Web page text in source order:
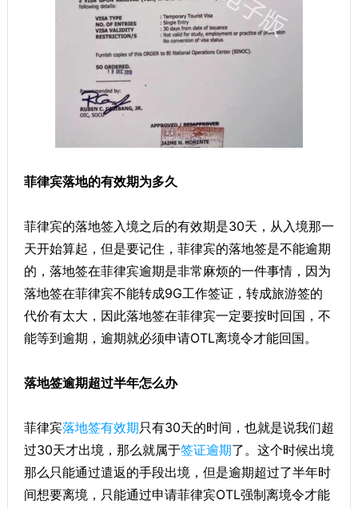
菲律宾落地的有效期为多久
菲律宾的落地签入境之后的有效期是30天，从入境那一
天开始算起，但是要记住，菲律宾的落地签是不能逾期
的，落地签在菲律宾逾期是非常麻烦的一件事情，因为
落地签在菲律宾不能转成9G工作签证，转成旅游签的
代价有太大，因此落地签在菲律宾一定要按时回国，不
能等到逾期，逾期就必须申请OTL离境令才能回国。
落地签逾期超过半年怎么办
菲律宾落地签有效期只有30天的时间，也就是说我们超
过30天才出境，那么就属于签证逾期了。这个时候出境
那么只能通过遣返的手段出境，但是逾期超过了半年时
间想要离境，只能通过申请菲律宾OTL强制离境令才能